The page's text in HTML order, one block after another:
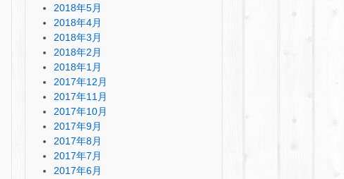
2018年5月
2018年4月
2018年3月
2018年2月
2018年1月
2017年12月
2017年11月
2017年10月
2017年9月
2017年8月
2017年7月
2017年6月